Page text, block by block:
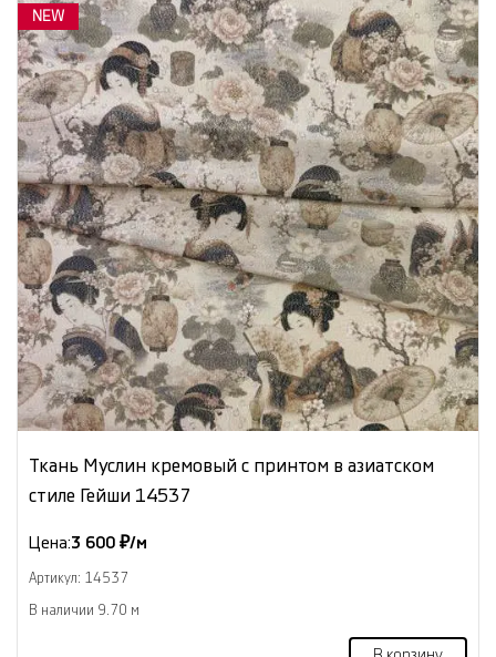
NEW
Ткань Муслин кремовый с принтом в азиатском
стиле Гейши 14537
Цена:3 600 ₽/м
Артикул: 14537
В наличии 9.70 м